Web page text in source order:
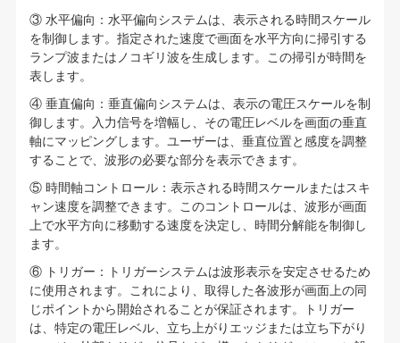
③ 水平偏向：水平偏向システムは、表示される時間スケール
を制御します。指定された速度で画面を水平方向に掃引する
ランプ波またはノコギリ波を生成します。この掃引が時間を
表します。
④ 垂直偏向：垂直偏向システムは、表示の電圧スケールを制
御します。入力信号を増幅し、その電圧レベルを画面の垂直
軸にマッピングします。ユーザーは、垂直位置と感度を調整
することで、波形の必要な部分を表示できます。
⑤ 時間軸コントロール：表示される時間スケールまたはスキ
ャン速度を調整できます。このコントロールは、波形が画面
上で水平方向に移動する速度を決定し、時間分解能を制御し
ます。
⑥ トリガー：トリガーシステムは波形表示を安定させるため
に使用されます。これにより、取得した各波形が画面上の同
じポイントから開始されることが保証されます。トリガー
は、特定の電圧レベル、立ち上がりエッジまたは立ち下がり